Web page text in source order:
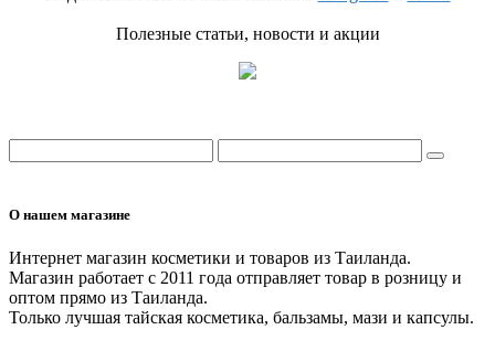
Полезные статьи, новости и акции
О нашем магазине
Интернет магазин косметики и товаров из Таиланда.
Магазин работает с 2011 года отправляет товар в розницу и
оптом прямо из Таиланда.
Только лучшая тайская косметика, бальзамы, мази и капсулы.